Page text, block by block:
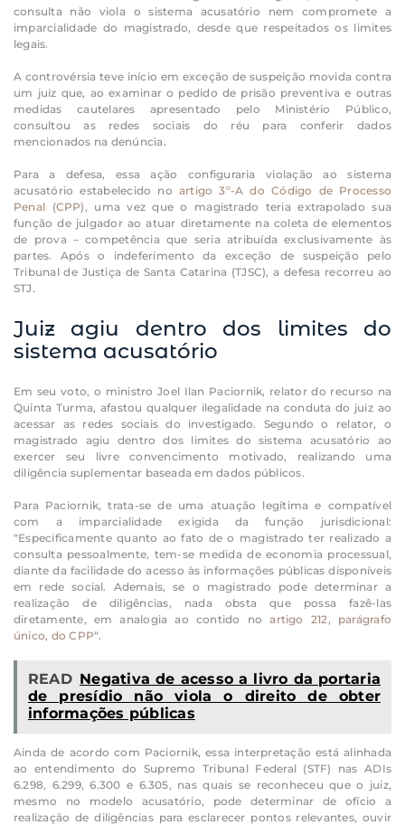
consulta não viola o sistema acusatório nem compromete a
imparcialidade do magistrado, desde que respeitados os limites
legais.
A controvérsia teve início em exceção de suspeição movida contra
um juiz que, ao examinar o pedido de prisão preventiva e outras
medidas cautelares apresentado pelo Ministério Público,
consultou as redes sociais do réu para conferir dados
mencionados na denúncia.
Para a defesa, essa ação configuraria violação ao sistema
acusatório estabelecido no artigo 3º-A do Código de Processo
Penal (CPP) , uma vez que o magistrado teria extrapolado sua
função de julgador ao atuar diretamente na coleta de elementos
de prova – competência que seria atribuída exclusivamente às
partes. Após o indeferimento da exceção de suspeição pelo
Tribunal de Justiça de Santa Catarina (TJSC), a defesa recorreu ao
STJ.
Juiz agiu dentro dos limites do
sistema acusatório
Em seu voto, o ministro Joel Ilan Paciornik, relator do recurso na
Quinta Turma, afastou qualquer ilegalidade na conduta do juiz ao
acessar as redes sociais do investigado. Segundo o relator, o
magistrado agiu dentro dos limites do sistema acusatório ao
exercer seu livre convencimento motivado, realizando uma
diligência suplementar baseada em dados públicos.
Para Paciornik, trata-se de uma atuação legítima e compatível
com a imparcialidade exigida da função jurisdicional:
“Especificamente quanto ao fato de o magistrado ter realizado a
consulta pessoalmente, tem-se medida de economia processual,
diante da facilidade do acesso às informações públicas disponíveis
em rede social. Ademais, se o magistrado pode determinar a
realização de diligências, nada obsta que possa fazê-las
diretamente, em analogia ao contido noartigo 212, parágrafo
único, do CPP“.
READ Negativa de acesso a livro da portaria
de presídio não viola o direito de obter
informações públicas
Ainda de acordo com Paciornik, essa interpretação está alinhada
ao entendimento do Supremo Tribunal Federal (STF) nas ADIs
6.298, 6.299, 6.300 e 6.305, nas quais se reconheceu que o juiz,
mesmo no modelo acusatório, pode determinar de ofício a
realização de diligências para esclarecer pontos relevantes, ouvir